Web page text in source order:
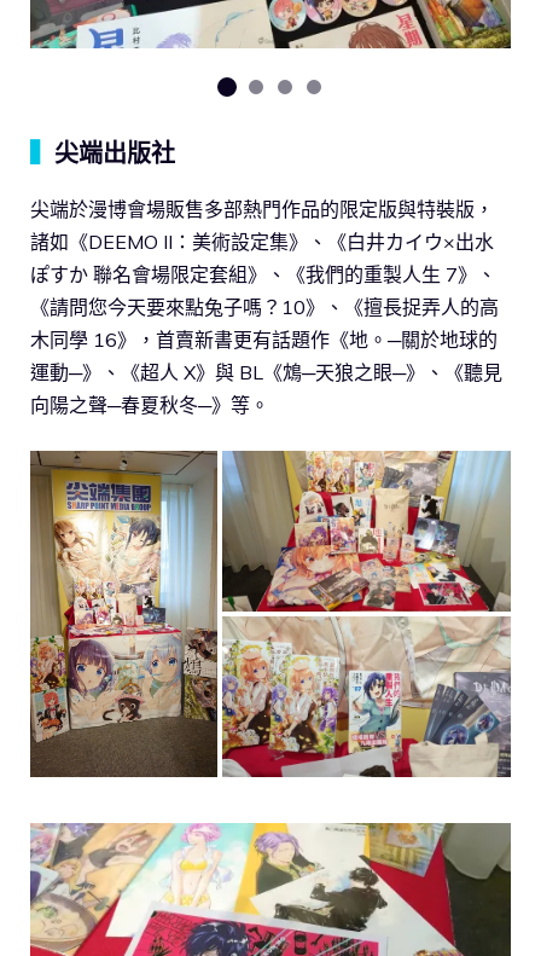
尖端出版社
尖端於漫博會場販售多部熱門作品的限定版與特裝版，
諸如《DEEMO II：美術設定集》、《白井カイウ×出水
ぽすか 聯名會場限定套組》、《我們的重製人生 7》、
《請問您今天要來點兔子嗎？10》、《擅長捉弄人的高
木同學 16》，首賣新書更有話題作《地。─關於地球的
運動─》、《超人 X》與 BL《鴆─天狼之眼─》、《聽見
向陽之聲─春夏秋冬─》等。